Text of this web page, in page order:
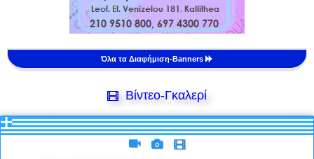
Όλα τα Διαφήμιση-Banners
Βίντεο-Γκαλερί